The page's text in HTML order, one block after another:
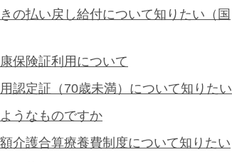
の払い戻し給付について知りたい（国
保険証利用について
認定証（70歳未満）について知りたい
うなものですか
介護合算療養費制度について知りたい